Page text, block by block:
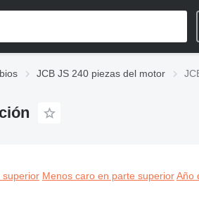
JCB JS 240 piezas del motor
para maquinaria de construcción
superior Menos caro en parte superior Año